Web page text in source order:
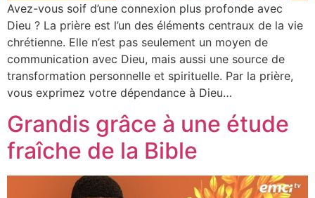
Avez-vous soif d’une connexion plus profonde avec
Dieu ? La prière est l’un des éléments centraux de la vie
chrétienne. Elle n’est pas seulement un moyen de
communication avec Dieu, mais aussi une source de
transformation personnelle et spirituelle. Par la prière,
vous exprimez votre dépendance à Dieu…
Grandis grâce à une étude
fraîche de la Bible